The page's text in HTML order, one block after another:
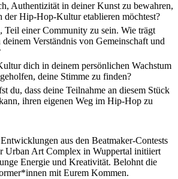
Authentizität in deiner Kunst zu bewahren,
der Hip-Hop-Kultur etablieren möchtest?
Teil einer Community zu sein. Wie trägt
Verständnis von Gemeinschaft und
dich in deinem persönlichen Wachstum
deine Stimme zu finden?
du, dass deine Teilnahme an diesem Stück
ihren eigenen Weg im Hip-Hop zu
aus den Beatmaker-Contests
Urban Art Complex in Wuppertal initiiert
Energie und Kreativität. Belohnt die
mit Eurem Kommen.